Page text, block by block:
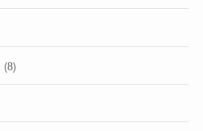
(8)